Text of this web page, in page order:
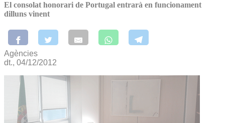
El consolat honorari de Portugal entrarà en funcionament
dilluns vinent
Agències
dt., 04/12/2012